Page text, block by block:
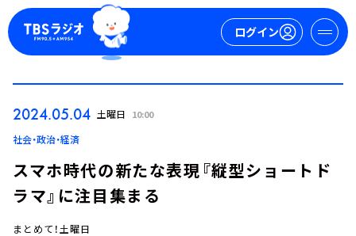
ログイン
2024.05.04 土曜日 10:00
社会・政治・経済
スマホ時代の新たな表現『縦型ショートド
ラマ』に注目集まる
まとめて！土曜日